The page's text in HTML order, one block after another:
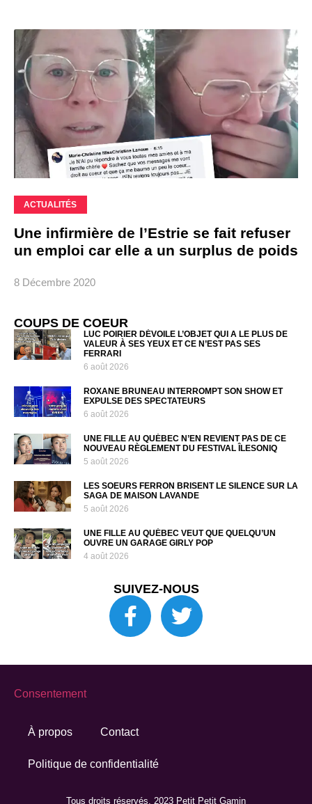
ACTUALITÉS
Une infirmière de l’Estrie se fait refuser
un emploi car elle a un surplus de poids
8 Décembre 2020
COUPS DE COEUR
LUC POIRIER DÉVOILE L’OBJET QUI A LE PLUS DE
VALEUR À SES YEUX ET CE N’EST PAS SES
FERRARI
6 août 2026
ROXANE BRUNEAU INTERROMPT SON SHOW ET
EXPULSE DES SPECTATEURS
6 août 2026
UNE FILLE AU QUÉBEC N’EN REVIENT PAS DE CE
NOUVEAU RÈGLEMENT DU FESTIVAL ÎLESONIQ
5 août 2026
LES SOEURS FERRON BRISENT LE SILENCE SUR LA
SAGA DE MAISON LAVANDE
5 août 2026
UNE FILLE AU QUÉBEC VEUT QUE QUELQU’UN
OUVRE UN GARAGE GIRLY POP
4 août 2026
SUIVEZ-NOUS
Tous droits réservés. 2023 Petit Petit Gamin
À propos Contact
Politique de confidentialité
Consentement